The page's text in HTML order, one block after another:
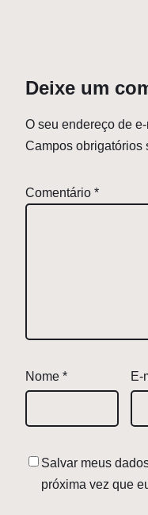
Deixe um
O seu endereço de
Campos obrigatórios
Comentário *
Nome * E-
Salvar meus
próxima vez que